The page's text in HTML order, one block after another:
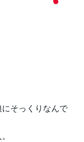
そっくりなんで